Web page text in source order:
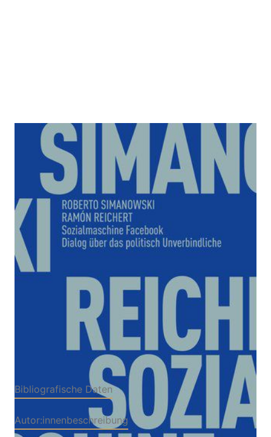
Sozialmaschine Facebook
Zur Wunschliste hinzufügen
Dialog über das politisch Unverbindliche
Von Roberto Simanowski , Ramón Reichert
Verlag: Matthes & Seitz 29.11.2019
Klappenbroschur
ISBN: 978-3-95757-
756-6
Bibliografische Daten
Autor:innenbeschreibung